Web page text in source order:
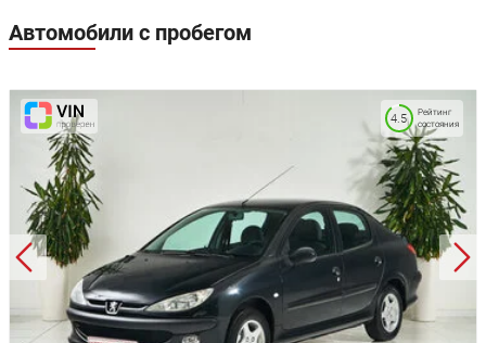
Автомобили с пробегом
Рейтинг
состояния
4.5